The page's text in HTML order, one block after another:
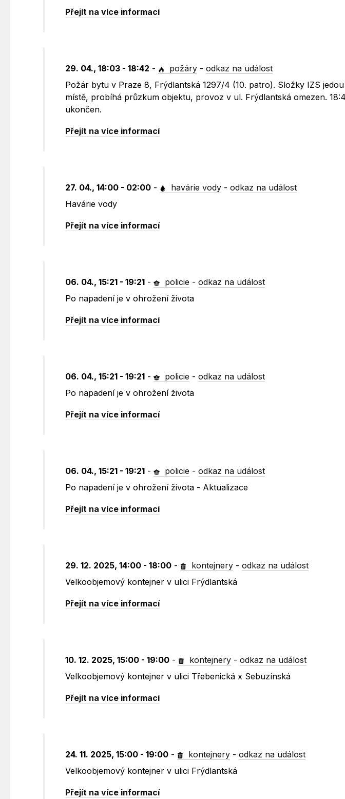
Přejít na více informací
29. 04., 18:03 - 18:42 - požáry -odkaz na událost
Požár bytu v Praze 8, Frýdlantská 1297/4 (10. patro). Složky IZS
místě, probíhá průzkum objektu, provoz v ul. Frýdlantská omezen.
ukončen.
Přejít na více informací
27. 04., 14:00 - 02:00 - havárie vody -odkaz na událost
Havárie vody
Přejít na více informací
06. 04., 15:21 - 19:21 - policie -odkaz na událost
Po napadení je v ohrožení života
Přejít na více informací
06. 04., 15:21 - 19:21 - policie -odkaz na událost
Po napadení je v ohrožení života
Přejít na více informací
06. 04., 15:21 - 19:21 - policie -odkaz na událost
Po napadení je v ohrožení života - Aktualizace
Přejít na více informací
29. 12. 2025, 14:00 - 18:00 - kontejnery -odkaz na událost
Velkoobjemový kontejner v ulici Frýdlantská
Přejít na více informací
10. 12. 2025, 15:00 - 19:00 - kontejnery -odkaz na událost
Velkoobjemový kontejner v ulici Třebenická x Sebuzínská
Přejít na více informací
24. 11. 2025, 15:00 - 19:00 - kontejnery -odkaz na událost
Velkoobjemový kontejner v ulici Frýdlantská
Přejít na více informací